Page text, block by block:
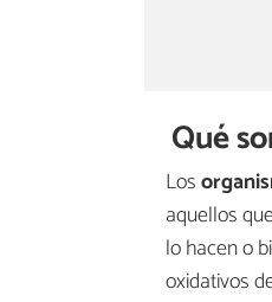
Qué
Los
aquellos
lo hacen o
oxidativos